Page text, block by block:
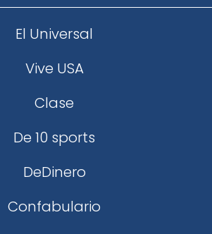
El Universal
Vive USA
Clase
De 10 sports
DeDinero
Confabulario